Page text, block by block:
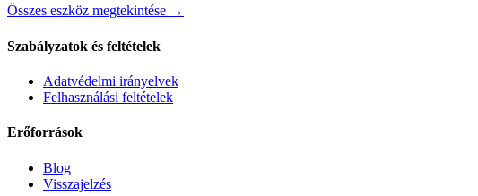
Összes eszköz megtekintése →
Szabályzatok és feltételek
Adatvédelmi irányelvek
Felhasználási feltételek
Erőforrások
Blog
Visszajelzés